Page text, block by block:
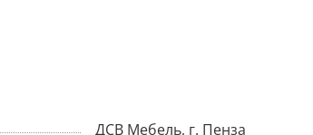
ДСВ Мебель, г. Пенза